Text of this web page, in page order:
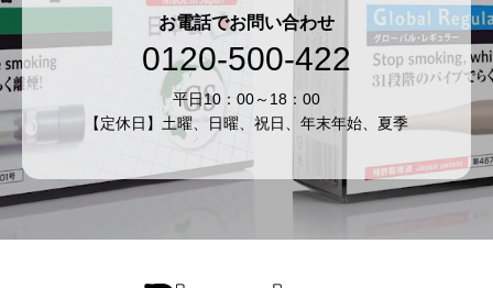
お電話でお問い合わせ
0120-500-422
平日10：00～18：00
【定休日】土曜、日曜、祝日、年末年始、夏季